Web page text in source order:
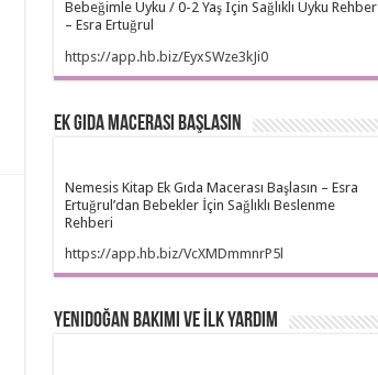
Bebeğimle Uyku / 0-2 Yaş Için Sağlıklı Uyku Rehber
– Esra Ertuğrul
https://app.hb.biz/EyxSWze3kJi0
Ek Gıda Macerası Başlasın
Nemesis Kitap Ek Gıda Macerası Başlasın – Esra
Ertuğrul’dan Bebekler İçin Sağlıklı Beslenme
Rehberi
https://app.hb.biz/VcXMDmmnrP5l
Yenidoğan Bakımı ve İlk Yardım